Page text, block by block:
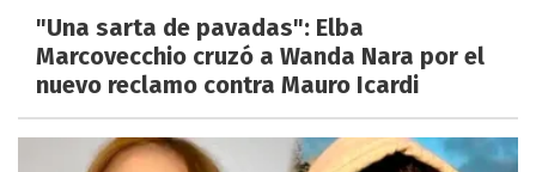
"Una sarta de pavadas": Elba
Marcovecchio cruzó a Wanda Nara por el
nuevo reclamo contra Mauro Icardi